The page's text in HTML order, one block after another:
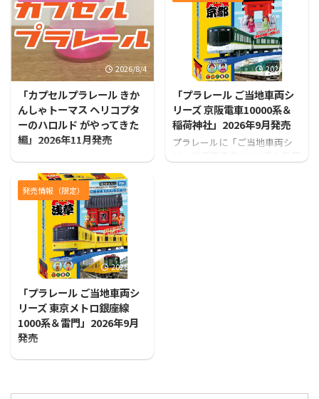
2026/8/4
「カプセルプラレール きか
んしゃトーマス ヘリコプタ
ーのハロルド がやってきた
編」2026年11月発売
プセルプラレール きかんしゃ
トーマス ヘリコプターのハロ
ルド がやってきた編」が発売
となります！
2026/7/31
「プラレール ご当地車両シ
リーズ 京阪電車10000系＆
稲荷神社」2026年9月発売
プラレールに「ご当地車両シ
発売情報（限定）
2026/7/31
「プラレール ご当地車両シ
リーズ 東京メトロ銀座線
1000系＆雷門」2026年9月
発売